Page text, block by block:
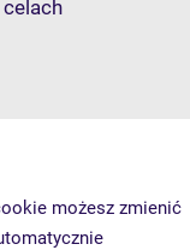
możesz zmienić